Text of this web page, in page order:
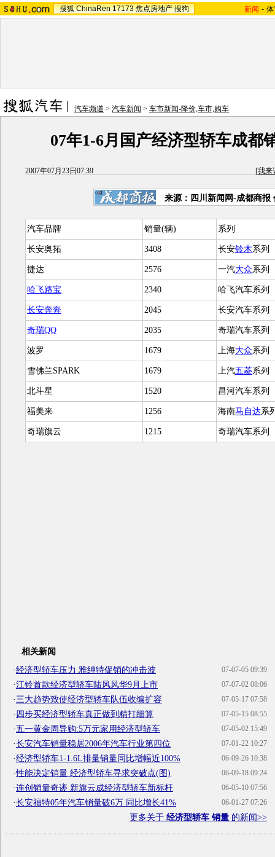
搜狐 ChinaRen 17173 焦点房地产 搜狗 新闻 -
汽车频道 > 汽车新闻 > 车市新闻-降价,车市,购车
07年1-6月国产经济型轿车成都
2007年07月23日07:39 [我来
来源：四川新闻网-成都商报
汽车品牌 销量(辆) 系列
长安奥拓 3408 长安铃木系列
捷达 2576 一汽大众系列
哈飞路宝 2340 哈飞汽车系列
长安奔奔 2045 长安汽车系列
奇瑞QQ 2035 奇瑞汽车系列
波罗 1679 上海大众系列
雪佛兰SPARK 1679 上汽五菱系列
北斗星 1520 昌河汽车系列
福美来 1256 海南马自达系
奇瑞旗云 1215 奇瑞汽车系列
相关新闻
07-07-05 09:39
·经济型轿车压力 雅绅特促销的冲击波
07-07-02 08:06
·江铃首款经济型轿车陆风风华9月上市
07-05-17 07:58
·三大趋势致使经济型轿车队伍收编扩容
07-05-15 08:55
·四步买经济型轿车真正做到精打细算
07-05-02 15:49
·五一黄金周导购:5万元家用经济型轿车
07-01-22 10:27
·长安汽车销量稳居2006年汽车行业第四位
06-09-26 10:38
·经济型轿车1-1.6L排量销量同比增幅近100%
06-09-18 09:24
·性能决定销量 经济型轿车寻求突破点(图)
06-05-10 07:56
·连创销量奇迹 新旗云成经济型轿车新标杆
06-01-27 07:26
·长安福特05年汽车销量破6万 同比增长41%
更多关于 经济型轿车 销量 的新闻>>